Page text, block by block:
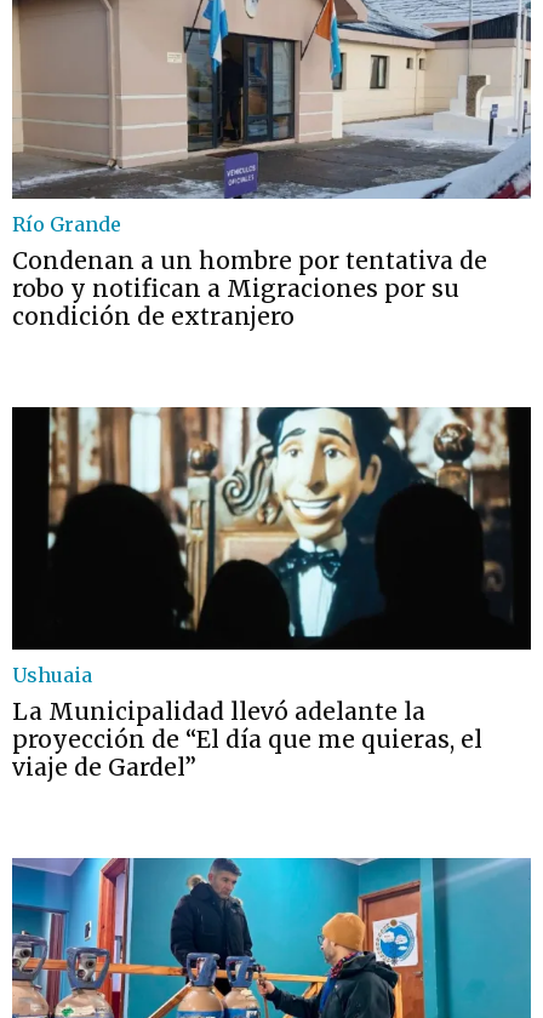
Río Grande
Condenan a un hombre por tentativa de
robo y notifican a Migraciones por su
condición de extranjero
Ushuaia
La Municipalidad llevó adelante la
proyección de “El día que me quieras, el
viaje de Gardel”